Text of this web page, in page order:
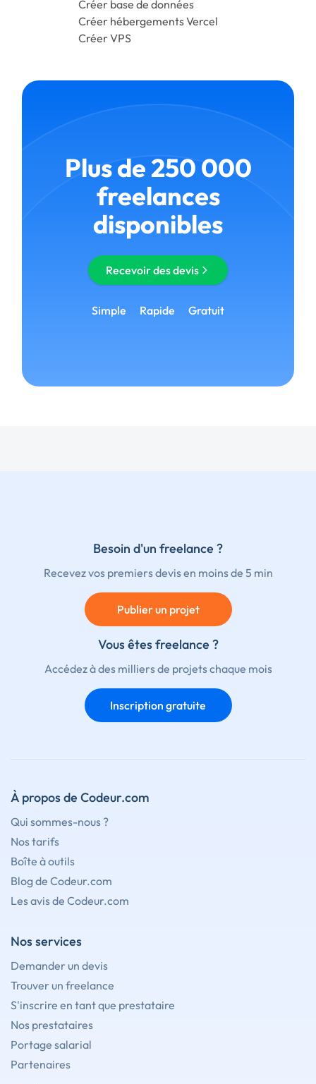
Créer base de données
Créer hébergements Vercel
Créer VPS
Plus de 250 000
freelances
disponibles
Recevoir des devis
Simple Rapide Gratuit
Besoin d'un freelance ?
Recevez vos premiers devis en moins de 5 min
Publier un projet
Vous êtes freelance ?
Accédez à des milliers de projets chaque mois
Inscription gratuite
À propos de Codeur.com
Qui sommes-nous ?
Nos tarifs
Boîte à outils
Blog de Codeur.com
Les avis de Codeur.com
Nos services
Demander un devis
Trouver un freelance
S'inscrire en tant que prestataire
Nos prestataires
Portage salarial
Partenaires